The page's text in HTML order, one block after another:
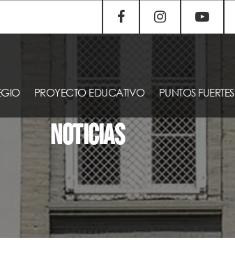
PROYECTO EDUCATIVO PUNTOS FUERTES
NOTICIAS